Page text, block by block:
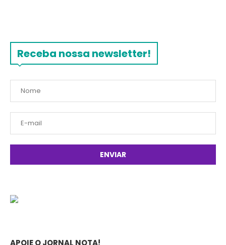
Receba nossa newsletter!
APOIE O JORNAL NOTA!